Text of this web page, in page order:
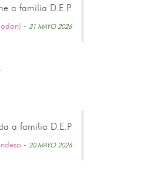
a familia D.E.P.
- 21 MAYO 2026
a familia D.E.P
- 20 MAYO 2026